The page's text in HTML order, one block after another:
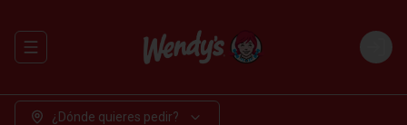
Abrir menu de navegación Login
¿Dónde quieres pedir?